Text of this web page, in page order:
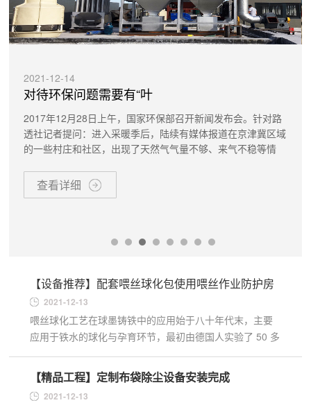
2021-12-14
对待环保问题需要有“叶
2017年12月28日上午，国家环保部召开新闻发布会。针对路
透社记者提问：进入采暖季后，陆续有媒体报道在京津冀区域
的一些村庄和社区，出现了天然气气量不够、来气不稳等情
查看详细
【设备推荐】配套喂丝球化包使用喂丝作业防护房
2021-12-13
喂丝球化工艺在球墨铸铁中的应用始于八十年代末，主要
应用于铁水的球化与孕育环节，最初由德国人实验了 50 多
种不同的合金组合。 一、喂丝球化工艺的历史 其结果是精
选了具有两...
【精品工程】定制布袋除尘设备安装完成
2021-12-13